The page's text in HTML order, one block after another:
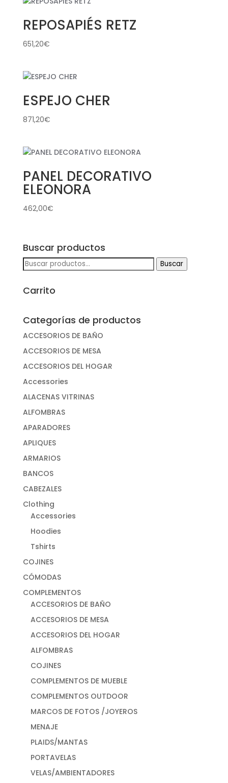
REPOSAPIÉS RETZ
651,20€
ESPEJO CHER
871,20€
PANEL DECORATIVO
ELEONORA
462,00€
Buscar productos
Buscar
por:
Buscar
Carrito
Categorías de productos
ACCESORIOS DE BAÑO
ACCESORIOS DE MESA
ACCESORIOS DEL HOGAR
Accessories
ALACENAS VITRINAS
ALFOMBRAS
APARADORES
APLIQUES
ARMARIOS
BANCOS
CABEZALES
Clothing
Accessories
Hoodies
Tshirts
COJINES
CÓMODAS
COMPLEMENTOS
ACCESORIOS DE BAÑO
ACCESORIOS DE MESA
ACCESORIOS DEL HOGAR
ALFOMBRAS
COJINES
COMPLEMENTOS DE MUEBLE
COMPLEMENTOS OUTDOOR
MARCOS DE FOTOS /JOYEROS
MENAJE
PLAIDS/MANTAS
PORTAVELAS
VELAS/AMBIENTADORES